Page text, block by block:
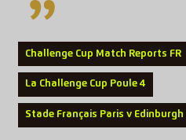
Challenge Cup Match Reports FR
La Challenge Cup Poule 4
Stade Français Paris v Edinburgh